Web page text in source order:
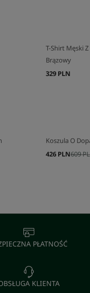
T-Shirt Męski
Brązowy
329 PLN
Koszula O
609
426 PLN
PŁATNOŚĆ
KLIENTA